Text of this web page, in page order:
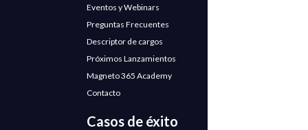
Eventos y Webinars
Preguntas Frecuentes
Descriptor de cargos
Próximos Lanzamientos
Magneto 365 Academy
Contacto
Casos de éxito